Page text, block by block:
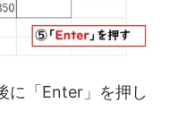
に「Enter」を押し